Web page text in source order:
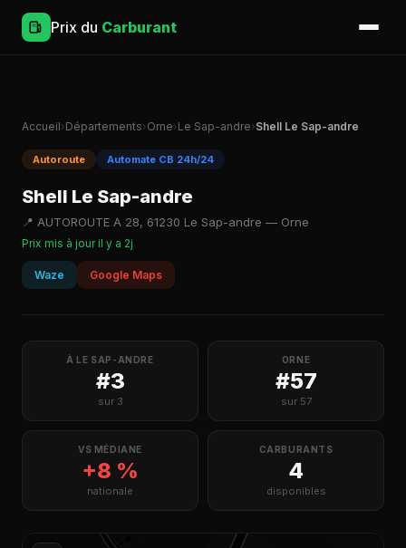
Prix du Carburant
Accueil›Départements›Orne›Le Sap-andre›Shell Le Sap-andre
Autoroute Automate CB 24h/24
Shell Le Sap-andre
📍 AUTOROUTE A 28, 61230 Le Sap-andre — Orne
Prix mis à jour il y a 2j
Waze Google Maps
À LE SAP-ANDRE
#3
sur 3
ORNE
#57
sur 57
VS MÉDIANE
+8 %
nationale
CARBURANTS
4
disponibles